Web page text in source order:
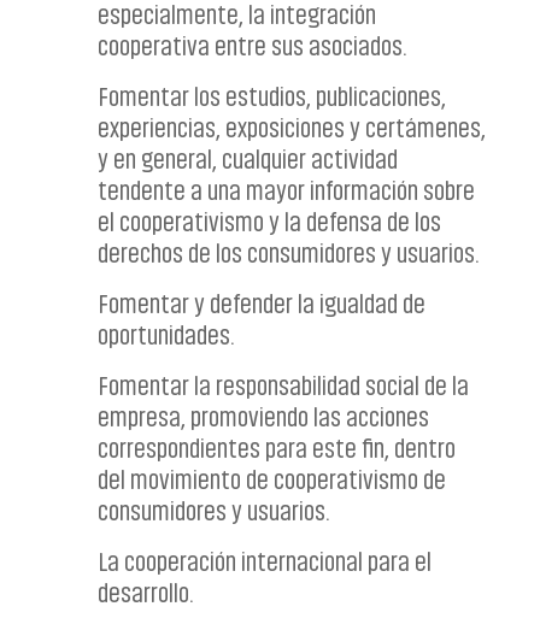
especialmente, la integración
cooperativa entre sus asociados.
Fomentar los estudios, publicaciones,
experiencias, exposiciones y certámenes,
y en general, cualquier actividad
tendente a una mayor información sobre
el cooperativismo y la defensa de los
derechos de los consumidores y usuarios.
Fomentar y defender la igualdad de
oportunidades.
Fomentar la responsabilidad social de la
empresa, promoviendo las acciones
correspondientes para este fin, dentro
del movimiento de cooperativismo de
consumidores y usuarios.
La cooperación internacional para el
desarrollo.